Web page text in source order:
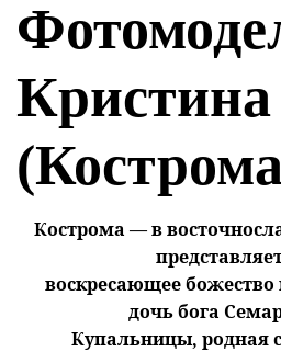
Кристина
Кострома — в
воскресающее
дочь бога
Купальницы, родная